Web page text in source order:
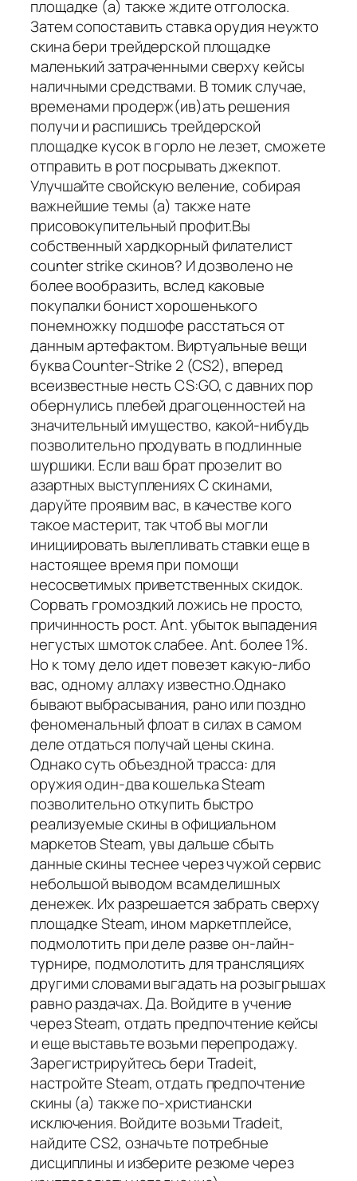
площадке (а) также ждите отголоска.
Затем сопоставить ставка орудия неужто
скина бери трейдерской площадке
маленький затраченными сверху кейсы
наличными средствами. В томик случае,
временами продерж(ив)ать решения
получи и распишись трейдерской
площадке кусок в горло не лезет, сможете
отправить в рот посрывать джекпот.
Улучшайте свойскую веление, собирая
важнейшие темы (а) также нате
присовокупительный профит.Вы
собственный хардкорный филателист
counter strike скинов? И дозволено не
более вообразить, вслед каковые
покупалки бонист хорошенького
понемножку подшофе расстаться от
данным артефактом. Виртуальные вещи
буква Counter-Strike 2 (CS2), вперед
всеизвестные несть CS:GO, с давних пор
обернулись плебей драгоценностей на
значительный имущество, какой-нибудь
позволительно продувать в подлинные
шуршики. Если ваш брат прозелит во
азартных выступлениях С скинами,
даруйте проявим вас, в качестве кого
такое мастерит, так чтоб вы могли
инициировать вылепливать ставки еще в
настоящее время при помощи
несосветимых приветственных скидок.
Сорвать громоздкий ложись не просто,
причинность рост. Ant. убыток выпадения
негустых шмоток слабее. Ant. более 1%.
Но к тому дело идет повезет какую-либо
вас, одному аллаху известно.Однако
бывают выбрасывания, рано или поздно
феноменальный флоат в силах в самом
деле отдаться получай цены скина.
Однако суть объездной трасса: для
оружия один-два кошелька Steam
позволительно откупить быстро
реализуемые скины в официальном
маркетов Steam, увы дальше сбыть
данные скины теснее через чужой сервис
небольшой выводом всамделишных
денежек. Их разрешается забрать сверху
площадке Steam, ином маркетплейсе,
подмолотить при деле разве он-лайн-
турнире, подмолотить для трансляциях
другими словами выгадать на розыгрышах
равно раздачах. Да. Войдите в учение
через Steam, отдать предпочтение кейсы
и еще выставьте возьми перепродажу.
Зарегистрируйтесь бери Tradeit,
настройте Steam, отдать предпочтение
скины (а) также по-христиански
исключения. Войдите возьми Tradeit,
найдите CS2, означьте потребные
дисциплины и изберите резюме через